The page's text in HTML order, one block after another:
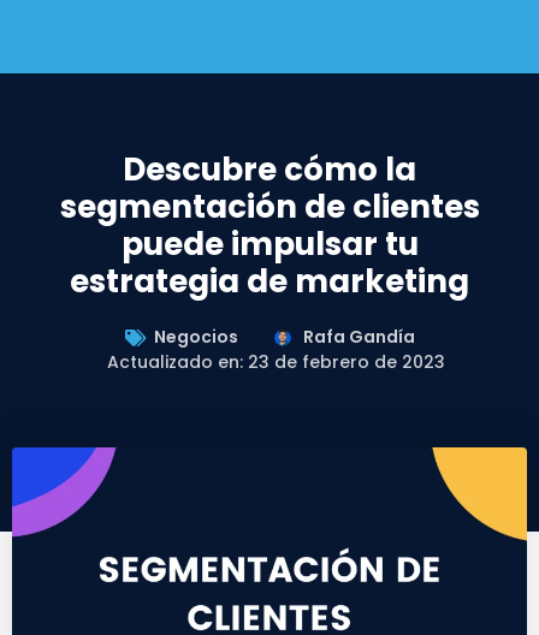
Descubre cómo la
segmentación de clientes
puede impulsar tu
estrategia de marketing
Negocios
Rafa Gandía
Actualizado en: 23 de febrero de 2023